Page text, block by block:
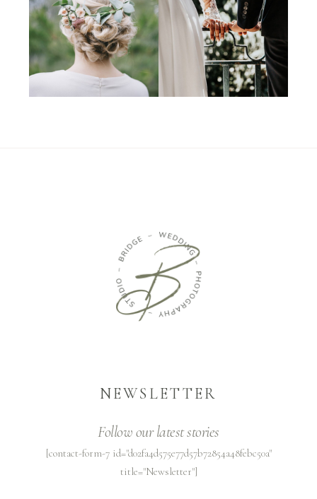
NEWSLETTER
Follow our latest stories
[contact-form-7 id="d02fa4d575e77d57b72854a48febc50a"
title="Newsletter"]